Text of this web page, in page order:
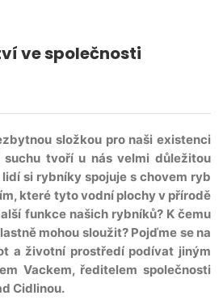
ve společnosti
složkou pro naši existenci
tvoří u nás velmi důležitou
si rybníky spojuje s chovem ryb
které tyto vodní plochy v přírodě
funkce našich rybníků? K čemu
mohou sloužit? Pojďme se na
a životní prostředí podívat jiným
Vackem, ředitelem společnosti
Cidlinou.